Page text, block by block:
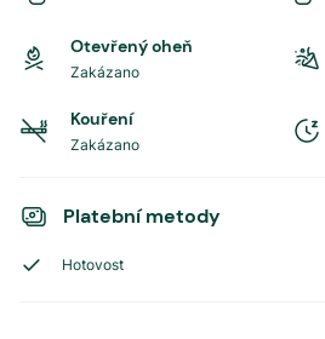
Otevřený oheň
Zakázano
Kouření
Zakázano
Platební metody
Hotovost